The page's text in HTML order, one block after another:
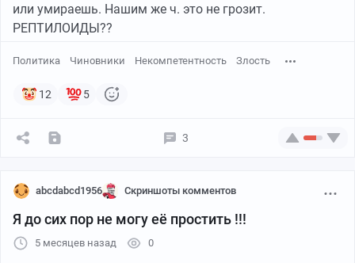
или умираешь. Нашим же ч. это не грозит.
РЕПТИЛОИДЫ??
Политика Чиновники Некомпетентность Злость
12 5
3
abcdabcd1956 Скриншоты комментов
Я до сих пор не могу её простить !!!
5 месяцев назад 0